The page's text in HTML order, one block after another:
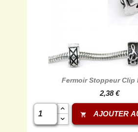
Fermoir Stoppeur Clip
2,38 €
shopping_cart AJOUTER